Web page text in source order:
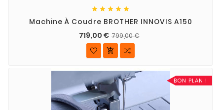
    
Machine À Coudre BROTHER INNOVIS A150
719,00 € 799,00 €

BON PLAN !